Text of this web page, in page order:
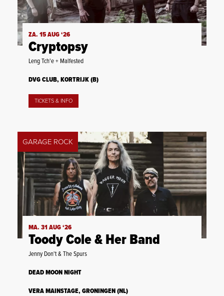
ZA. 15 AUG ‘26
Cryptopsy
Leng Tch'e + Malfested
DVG CLUB, KORTRIJK (B)
TICKETS & INFO
GARAGE ROCK
MA. 31 AUG ‘26
Toody Cole & Her Band
Jenny Don't & The Spurs
DEAD MOON NIGHT
VERA MAINSTAGE, GRONINGEN (NL)